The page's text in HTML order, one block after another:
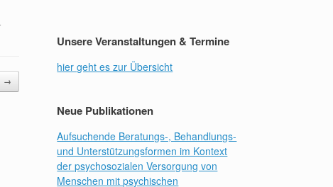
→
Unsere Veranstaltungen & Termine
hier geht es zur Übersicht
Neue Publikationen
Aufsuchende Beratungs-, Behandlungs-
und Unterstützungsformen im Kontext
der psychosozialen Versorgung von
Menschen mit psychischen